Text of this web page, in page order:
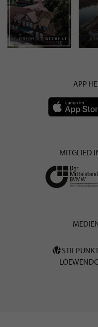
APP
MITGLIED